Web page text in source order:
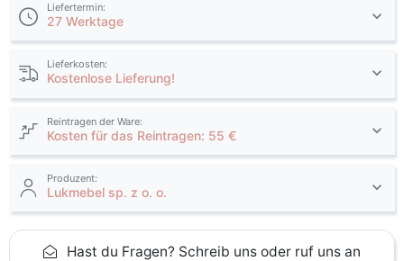
Liefertermin:
27 Werktage
Lieferkosten:
Kostenlose Lieferung!
Reintragen der Ware:
Kosten für das Reintragen: 55 €
Produzent:
Lukmebel sp. z o. o.
Hast du Fragen? Schreib uns oder ruf uns an